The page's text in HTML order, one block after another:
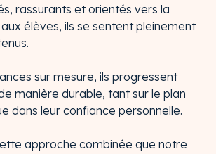
rassurants et orientés vers la
élèves, ils se sentent pleinement
sur mesure, ils progressent
manière durable, tant sur le plan
dans leur confiance personnelle.
approche combinée que notre